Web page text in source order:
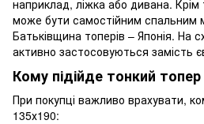
наприклад, ліжка або дивана. Крім
може бути самостійним спальним
Батьківщина топерів – Японія. На
активно застосовуються замість
Кому підійде тонкий
При покупці важливо врахувати,
135х190: